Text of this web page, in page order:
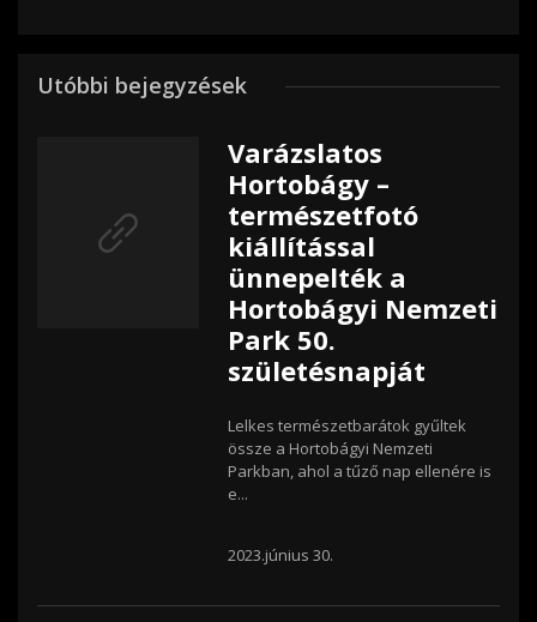
Utóbbi bejegyzések
Varázslatos
Hortobágy –
természetfotó
kiállítással
ünnepelték a
Hortobágyi Nemzeti
Park 50.
születésnapját
Lelkes természetbarátok gyűltek
össze a Hortobágyi Nemzeti
Parkban, ahol a tűző nap ellenére is
e...
2023.június 30.